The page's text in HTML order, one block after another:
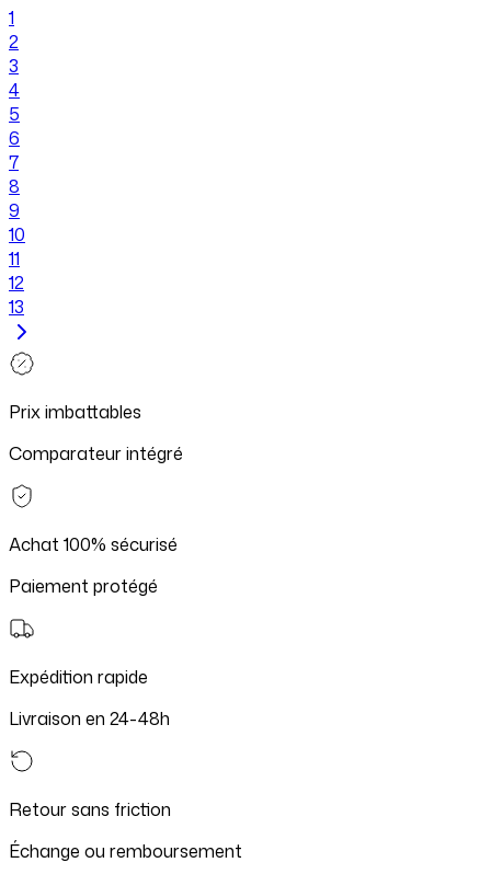
1
2
3
4
5
6
7
8
9
10
11
12
13
Prix imbattables
Comparateur intégré
Achat 100% sécurisé
Paiement protégé
Expédition rapide
Livraison en 24-48h
Retour sans friction
Échange ou remboursement